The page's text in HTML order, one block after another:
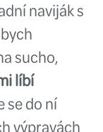
takže
a